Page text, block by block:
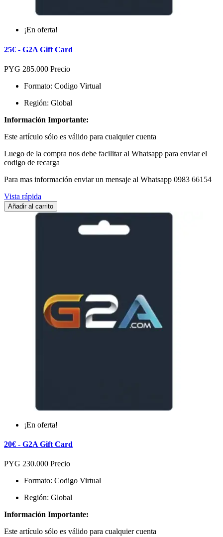
¡En oferta!
25€ - G2A Gift Card
PYG 285.000 Precio
Formato: Codigo Virtual
Región: Global
Información Importante:
Este artículo sólo es válido para cualquier cuenta
Luego de la compra nos debe facilitar al Whatsapp para enviar el
codigo de recarga
Para mas información enviar un mensaje al Whatsapp 0983 66154
Vista rápida
Añadir al carrito
¡En oferta!
20€ - G2A Gift Card
PYG 230.000 Precio
Formato: Codigo Virtual
Región: Global
Información Importante:
Este artículo sólo es válido para cualquier cuenta